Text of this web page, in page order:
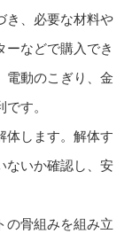
き、必要な材料や
などで購入でき
電動のこぎり、金
す。
体します。解体す
ないか確認し、安
の骨組みを組み立